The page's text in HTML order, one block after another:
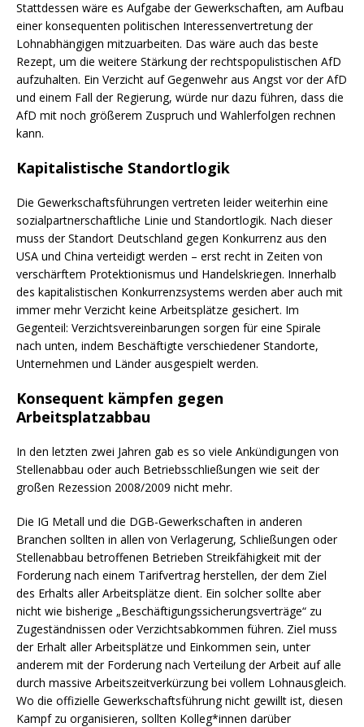
Stattdessen wäre es Aufgabe der Gewerkschaften, am Aufbau
einer konsequenten politischen Interessenvertretung der
Lohnabhängigen mitzuarbeiten. Das wäre auch das beste
Rezept, um die weitere Stärkung der rechtspopulistischen AfD
aufzuhalten. Ein Verzicht auf Gegenwehr aus Angst vor der AfD
und einem Fall der Regierung, würde nur dazu führen, dass die
AfD mit noch größerem Zuspruch und Wahlerfolgen rechnen
kann.
Kapitalistische Standortlogik
Die Gewerkschaftsführungen vertreten leider weiterhin eine
sozialpartnerschaftliche Linie und Standortlogik. Nach dieser
muss der Standort Deutschland gegen Konkurrenz aus den
USA und China verteidigt werden – erst recht in Zeiten von
verschärftem Protektionismus und Handelskriegen. Innerhalb
des kapitalistischen Konkurrenzsystems werden aber auch mit
immer mehr Verzicht keine Arbeitsplätze gesichert. Im
Gegenteil: Verzichtsvereinbarungen sorgen für eine Spirale
nach unten, indem Beschäftigte verschiedener Standorte,
Unternehmen und Länder ausgespielt werden.
Konsequent kämpfen gegen
Arbeitsplatzabbau
In den letzten zwei Jahren gab es so viele Ankündigungen von
Stellenabbau oder auch Betriebsschließungen wie seit der
großen Rezession 2008/2009 nicht mehr.
Die IG Metall und die DGB-Gewerkschaften in anderen
Branchen sollten in allen von Verlagerung, Schließungen oder
Stellenabbau betroffenen Betrieben Streikfähigkeit mit der
Forderung nach einem Tarifvertrag herstellen, der dem Ziel
des Erhalts aller Arbeitsplätze dient. Ein solcher sollte aber
nicht wie bisherige „Beschäftigungssicherungsverträge“ zu
Zugeständnissen oder Verzichtsabkommen führen. Ziel muss
der Erhalt aller Arbeitsplätze und Einkommen sein, unter
anderem mit der Forderung nach Verteilung der Arbeit auf alle
durch massive Arbeitszeitverkürzung bei vollem Lohnausgleich.
Wo die offizielle Gewerkschaftsführung nicht gewillt ist, diesen
Kampf zu organisieren, sollten Kolleg*innen darüber